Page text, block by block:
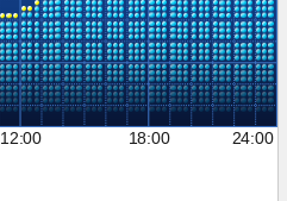
12:00 18:00 24:00